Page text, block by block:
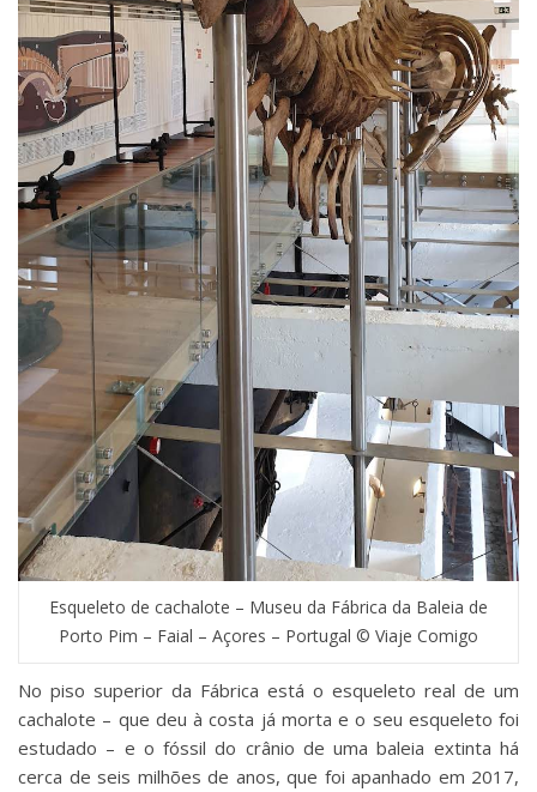
Esqueleto de cachalote – Museu da Fábrica da Baleia de
Porto Pim – Faial – Açores – Portugal © Viaje Comigo
No piso superior da Fábrica está o esqueleto real de um
cachalote – que deu à costa já morta e o seu esqueleto foi
estudado – e o fóssil do crânio de uma baleia extinta há
cerca de seis milhões de anos, que foi apanhado em 2017,